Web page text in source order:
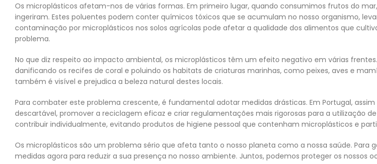
Os microplásticos afetam-nos de várias formas. Em primeiro lugar, quando consumimos frutos do
ingeriram. Estes poluentes podem conter químicos tóxicos que se acumulam no nosso organismo,
contaminação por microplásticos nos solos agrícolas pode afetar a qualidade dos alimentos que
problema.
No que diz respeito ao impacto ambiental, os microplásticos têm um efeito negativo em várias
danificando os recifes de coral e poluindo os habitats de criaturas marinhas, como peixes, aves e
também é visível e prejudica a beleza natural destes locais.
Para combater este problema crescente, é fundamental adotar medidas drásticas. Em Portugal,
descartável, promover a reciclagem eficaz e criar regulamentações mais rigorosas para a utilização
contribuir individualmente, evitando produtos de higiene pessoal que contenham microplásticos e
Os microplásticos são um problema sério que afeta tanto o nosso planeta como a nossa saúde.
medidas agora para reduzir a sua presença no nosso ambiente. Juntos, podemos proteger os nossos